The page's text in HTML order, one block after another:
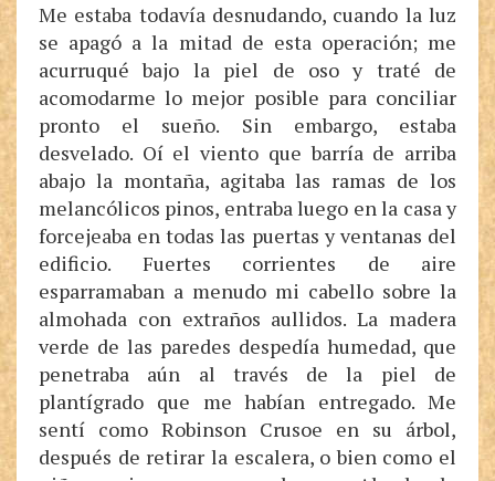
Me estaba todavía desnudando, cuando la luz
se apagó a la mitad de esta operación; me
acurruqué bajo la piel de oso y traté de
acomodarme lo mejor posible para conciliar
pronto el sueño. Sin embargo, estaba
desvelado. Oí el viento que barría de arriba
abajo la montaña, agitaba las ramas de los
melancólicos pinos, entraba luego en la casa y
forcejeaba en todas las puertas y ventanas del
edificio. Fuertes corrientes de aire
esparramaban a menudo mi cabello sobre la
almohada con extraños aullidos. La madera
verde de las paredes despedía humedad, que
penetraba aún al través de la piel de
plantígrado que me habían entregado. Me
sentí como Robinson Crusoe en su árbol,
después de retirar la escalera, o bien como el